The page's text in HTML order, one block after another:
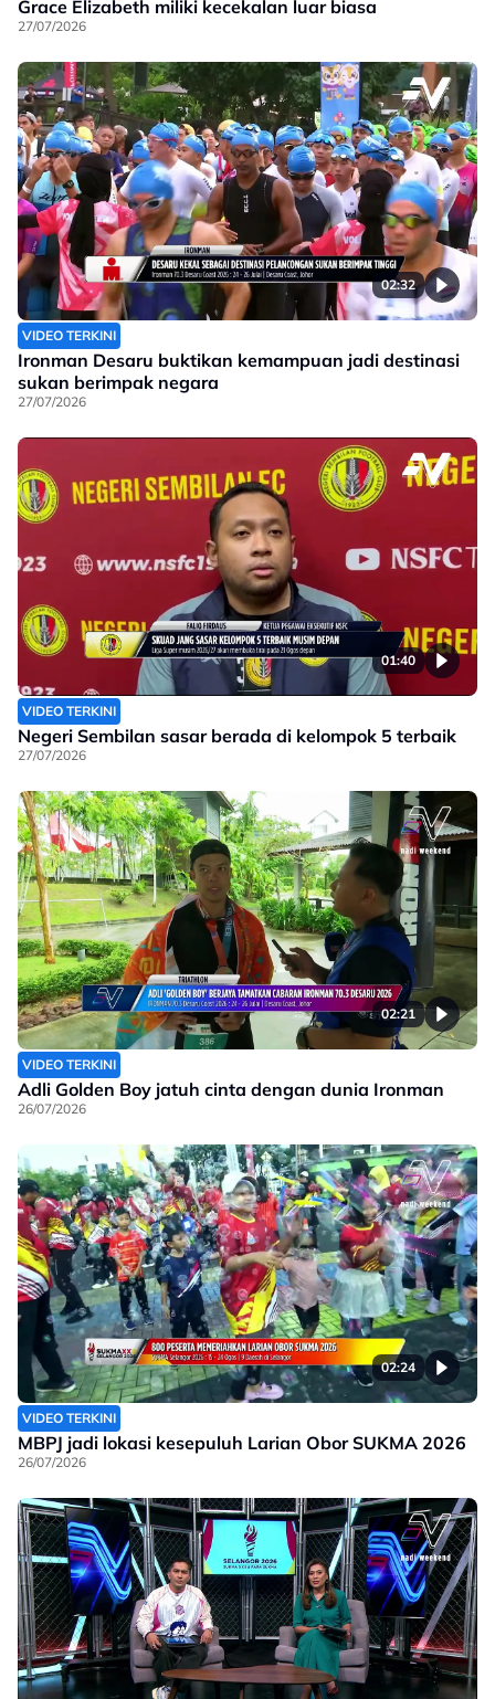
Grace Elizabeth miliki kecekalan luar biasa
27/07/2026
02:32
VIDEO TERKINI
Ironman Desaru buktikan kemampuan jadi destinasi
sukan berimpak negara
27/07/2026
01:40
VIDEO TERKINI
Negeri Sembilan sasar berada di kelompok 5 terbaik
27/07/2026
02:21
VIDEO TERKINI
Adli Golden Boy jatuh cinta dengan dunia Ironman
26/07/2026
02:24
VIDEO TERKINI
MBPJ jadi lokasi kesepuluh Larian Obor SUKMA 2026
26/07/2026